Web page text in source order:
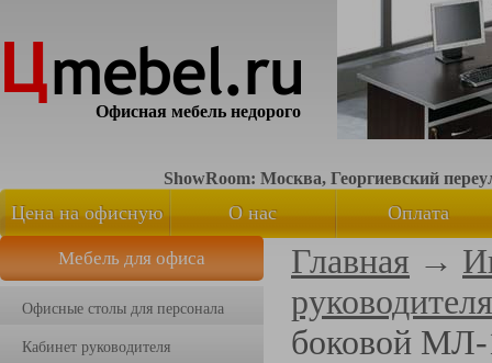
Офисная мебель недорого
ShowRoom: Москва, Георгиевский
Цена на офисную
мебель
О нас Оплата
Мебель для офиса
Офисные столы для персонала
Кабинет руководителя
Главная →
боковой